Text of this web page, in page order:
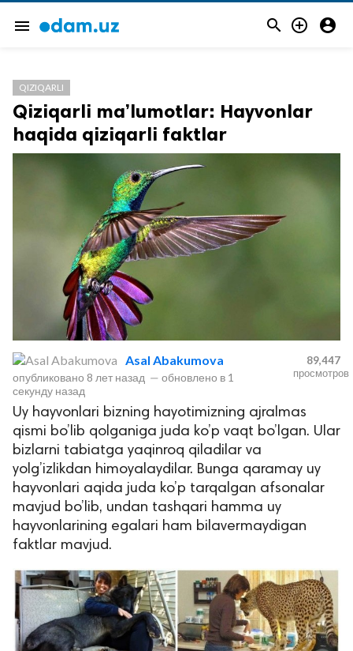
menu   
защищены.
QIZIQARLI
Qiziqarli ma’lumotlar: Hayvonlar
haqida qiziqarli faktlar
Asal Abakumova
опубликовано 8 лет назад — обновлено в 1
секунду назад
89,447
просмотров
Uy hayvonlari bizning hayotimizning ajralmas
qismi bo’lib qolganiga juda ko’p vaqt bo’lgan. Ular
bizlarni tabiatga yaqinroq qiladilar va
yolg’izlikdan himoyalaydilar. Bunga qaramay uy
hayvonlari aqida juda ko’p tarqalgan afsonalar
mavjud bo’lib, undan tashqari hamma uy
hayvonlarining egalari ham bilavermaydigan
faktlar mavjud.